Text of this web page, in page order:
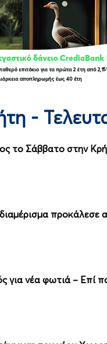
-
το Σάββατο στην
για νέα φωτιά – Επί